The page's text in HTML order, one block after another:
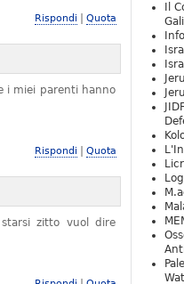
Rispondi Quota
i miei parenti hanno
Rispondi Quota
zitto vuol dire
Il